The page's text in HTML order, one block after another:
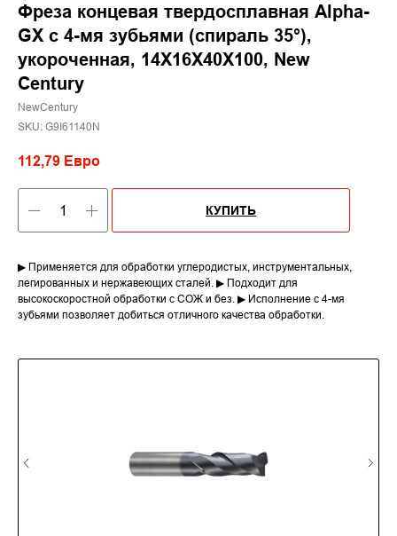
Фреза концевая твердосплавная Alpha-
GX c 4-мя зубьями (спираль 35°),
укороченная, 14X16X40X100, New
Century
NewCentury
SKU: G9I61140N
112,79 Евро
КУПИТЬ
▶ Применяется для обработки углеродистых, инструментальных,
легированных и нержавеющих сталей. ▶ Подходит для
высокоскоростной обработки с СОЖ и без. ▶ Исполнение с 4-мя
зубьями позволяет добиться отличного качества обработки.